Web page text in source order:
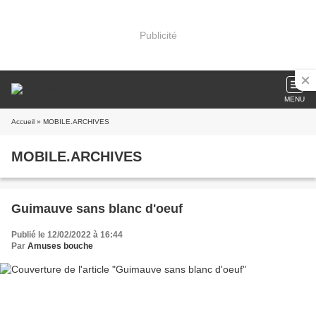
Publicité
MENU
Accueil » MOBILE.ARCHIVES
MOBILE.ARCHIVES
Guimauve sans blanc d'oeuf
Publié le 12/02/2022 à 16:44
Par Amuses bouche